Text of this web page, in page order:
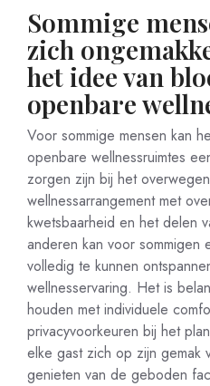
Sommige
zich
het idee van
openbare
Voor sommige mensen kan
openbare wellnessruimtes
zorgen zijn bij het
wellnessarrangement met
kwetsbaarheid en het delen
anderen kan voor sommigen
volledig te kunnen
wellnesservaring. Het is
houden met individuele
privacyvoorkeuren bij het
elke gast zich op zijn gemak
genieten van de geboden